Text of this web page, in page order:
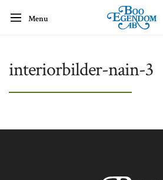
Menu
interiorbilder-nain-3